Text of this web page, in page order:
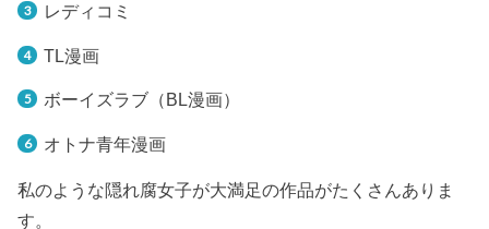
レディコミ
TL漫画
ボーイズラブ（BL漫画）
オトナ青年漫画
私のような隠れ腐女子が大満足の作品がたくさんありま
す。